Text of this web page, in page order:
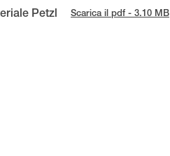
Petzl Scarica il pdf - 3.10 MB